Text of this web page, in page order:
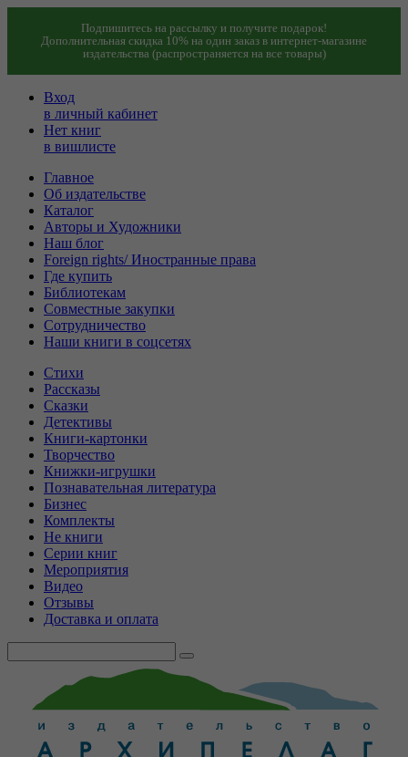
Подпишитесь на рассылку и получите подарок!
Дополнительная скидка 10% на один заказ в интернет-магазине
издательства (распространяется на все товары)
Вход
в личный кабинет
Нет книг
в вишлисте
Главное
Об издательстве
Каталог
Авторы и Художники
Наш блог
Foreign rights/ Иностранные права
Где купить
Библиотекам
Совместные закупки
Сотрудничество
Наши книги в соцсетях
Стихи
Рассказы
Сказки
Детективы
Книги-картонки
Творчество
Книжки-игрушки
Познавательная литература
Бизнес
Комплекты
Не книги
Серии книг
Мероприятия
Видео
Отзывы
Доставка и оплата